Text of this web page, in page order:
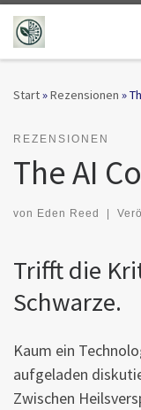
Zum Inhalt springen
Start»Rezensionen »
REZENSIONEN
The AI
von Eden Reed
Trifft die
Schwarze.
Kaum ein
aufgeladen
Zwischen